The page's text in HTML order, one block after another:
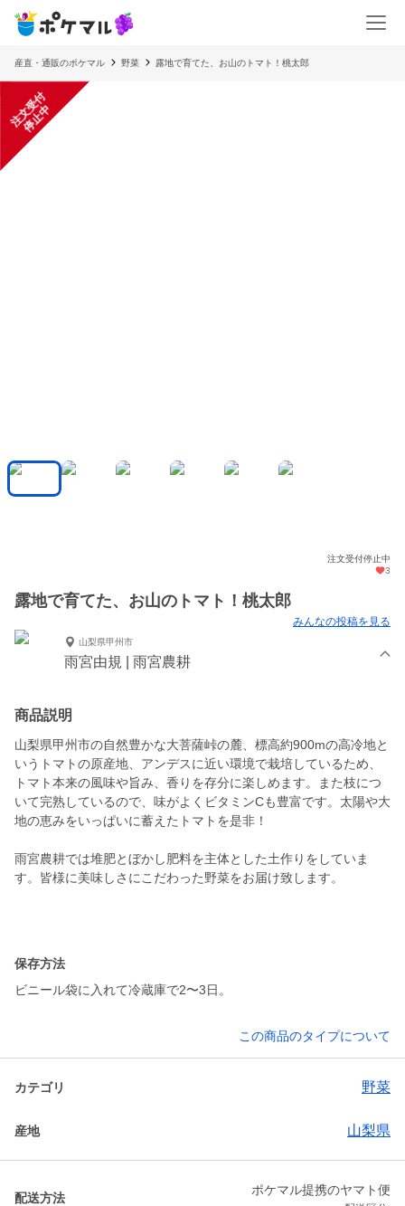
産直・通販のポケマル 野菜 露地で育てた、お山のトマト！桃太郎
注
文
受
付
停
止
中
注文受付停止中
3
露地で育てた、お山のトマト！桃太郎
みんなの投稿を見る
山梨県甲州市
雨宮由規 | 雨宮農耕
商品説明
山梨県甲州市の自然豊かな大菩薩峠の麓、標高約900mの高冷地と
いうトマトの原産地、アンデスに近い環境で栽培しているため、
トマト本来の風味や旨み、香りを存分に楽しめます。また枝につ
いて完熟しているので、味がよくビタミンCも豊富です。太陽や大
地の恵みをいっぱいに蓄えたトマトを是非！
雨宮農耕では堆肥とぼかし肥料を主体とした土作りをしていま
す。皆様に美味しさにこだわった野菜をお届け致します。
保存方法
ビニール袋に入れて冷蔵庫で2〜3日。
この商品のタイプについて
カテゴリ 野菜
産地 山梨県
配送方法
ポケマル提携のヤマト便